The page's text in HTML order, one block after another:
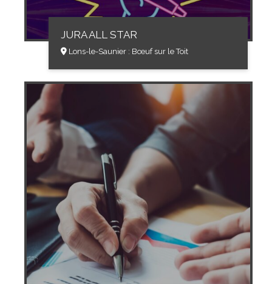
JURA ALL STAR
Lons-le-Saunier : Bœuf sur le Toit